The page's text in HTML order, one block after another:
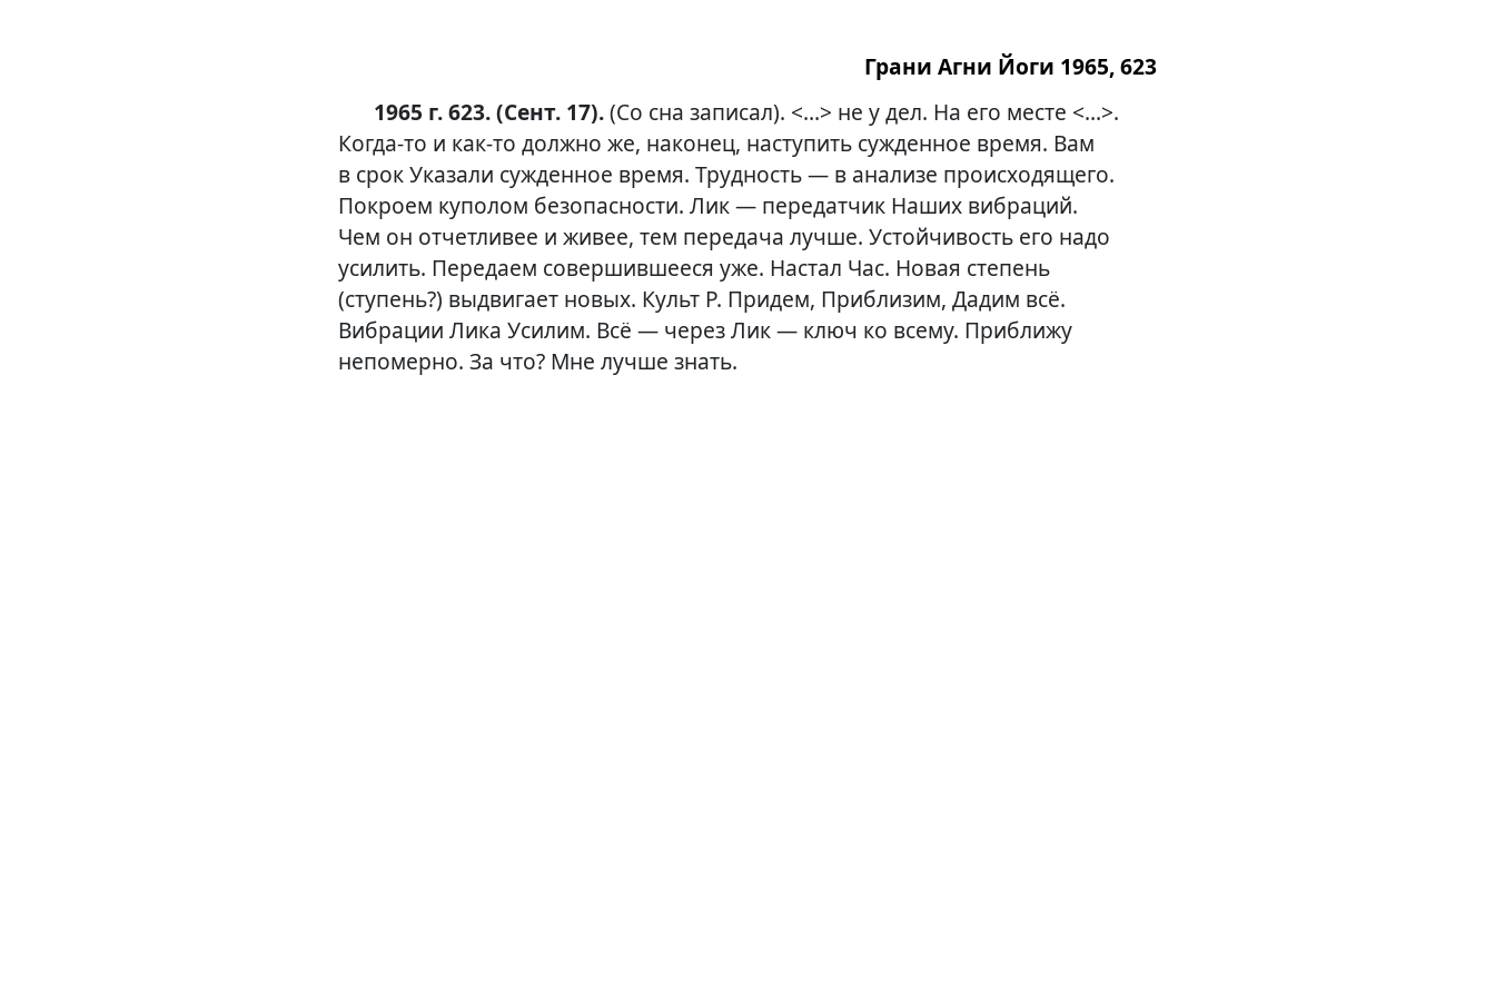
Грани Агни Йоги 1965, 623
1965 г. 623. (Сент. 17).(Со сна записал). <…> не у дел. На его месте <…>.
Когда-то и как-то должно же, наконец, наступить сужденное время. Вам
в срок Указали сужденное время. Трудность — в анализе происходящего.
Покроем куполом безопасности. Лик — передатчик Наших вибраций.
Чем он отчетливее и живее, тем передача лучше. Устойчивость его надо
усилить. Передаем совершившееся уже. Настал Час. Новая степень
(ступень?) выдвигает новых. Культ Р. Придем, Приблизим, Дадим всё.
Вибрации Лика Усилим. Всё — через Лик — ключ ко всему. Приближу
непомерно. За что? Мне лучше знать.